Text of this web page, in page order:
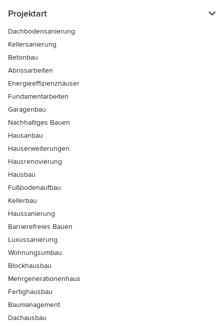
Projektart
Dachbodensanierung
Kellersanierung
Betonbau
Abrissarbeiten
Energieeffizienzhäuser
Fundamentarbeiten
Garagenbau
Nachhaltiges Bauen
Hausanbau
Hauserweiterungen
Hausrenovierung
Hausbau
Fußbodenaufbau
Kellerbau
Haussanierung
Barrierefreies Bauen
Luxussanierung
Wohnungsumbau
Blockhausbau
Mehrgenerationenhaus
Fertighausbau
Baumanagement
Dachausbau